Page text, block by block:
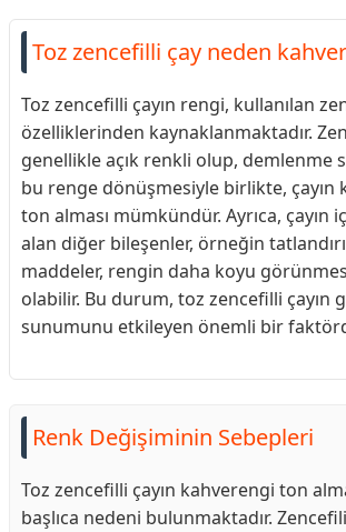
Toz zencefilli çay neden
Toz zencefilli çayın rengi, kullanılan
özelliklerinden kaynaklanmaktadır.
genellikle açık renkli olup, demlenme
bu renge dönüşmesiyle birlikte, çayın
ton alması mümkündür. Ayrıca, çayın
alan diğer bileşenler, örneğin
maddeler, rengin daha koyu
olabilir. Bu durum, toz zencefilli çayın
sunumunu etkileyen önemli bir
Renk Değişiminin Sebepleri
Toz zencefilli çayın kahverengi ton
başlıca nedeni bulunmaktadır.